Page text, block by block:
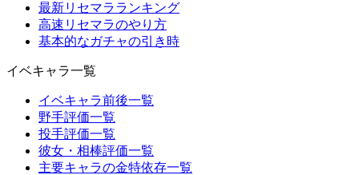
最新リセマラランキング
高速リセマラのやり方
基本的なガチャの引き時
イベキャラ一覧
イベキャラ前後一覧
野手評価一覧
投手評価一覧
彼女・相棒評価一覧
主要キャラの金特依存一覧